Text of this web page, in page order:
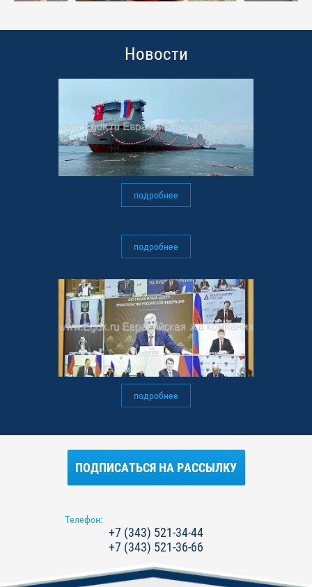
Новости
подробнее
подробнее
подробнее
ПОДПИСАТЬСЯ НА РАССЫЛКУ
Телефон:
+7 (343) 521-34-44
+7 (343) 521-36-66